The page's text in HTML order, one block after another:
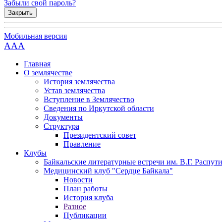
Забыли свой пароль?
Закрыть
Мобильная версия
AAA
Главная
О землячестве
История землячества
Устав землячества
Вступление в Землячество
Сведения по Иркутской области
Документы
Структура
Президентский совет
Правление
Клубы
Байкальские литературные встречи им. В.Г.
Медицинский клуб "Сердце Байкала"
Новости
План работы
История клуба
Разное
Публикации